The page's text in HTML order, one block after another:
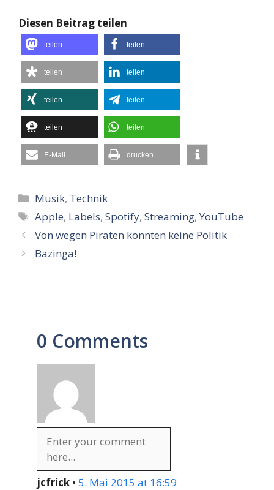
Diesen Beitrag teilen
teilen teilen
teilen teilen
teilen teilen
teilen teilen
E-Mail drucken
Kategorien
Musik, Technik
Schlagwörter
Apple, Labels,Spotify,Streaming,YouTube
Von wegen Piraten könnten keine Politik
Bazinga!
0 Comments
jcfrick • 5. Mai 2015 at 16:59